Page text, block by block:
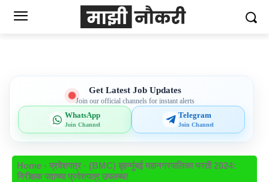
Get Latest Job Updates
Join our official channels for instant alerts
WhatsApp
Join Channel
Telegram
Join Channel
Home प्रवेशपत्र
(BMC) बृहन्मुंबई महानगरपालिका भरती 2024:
निरीक्षक पदाच्या प्रवेशपत्र उपलब्ध!